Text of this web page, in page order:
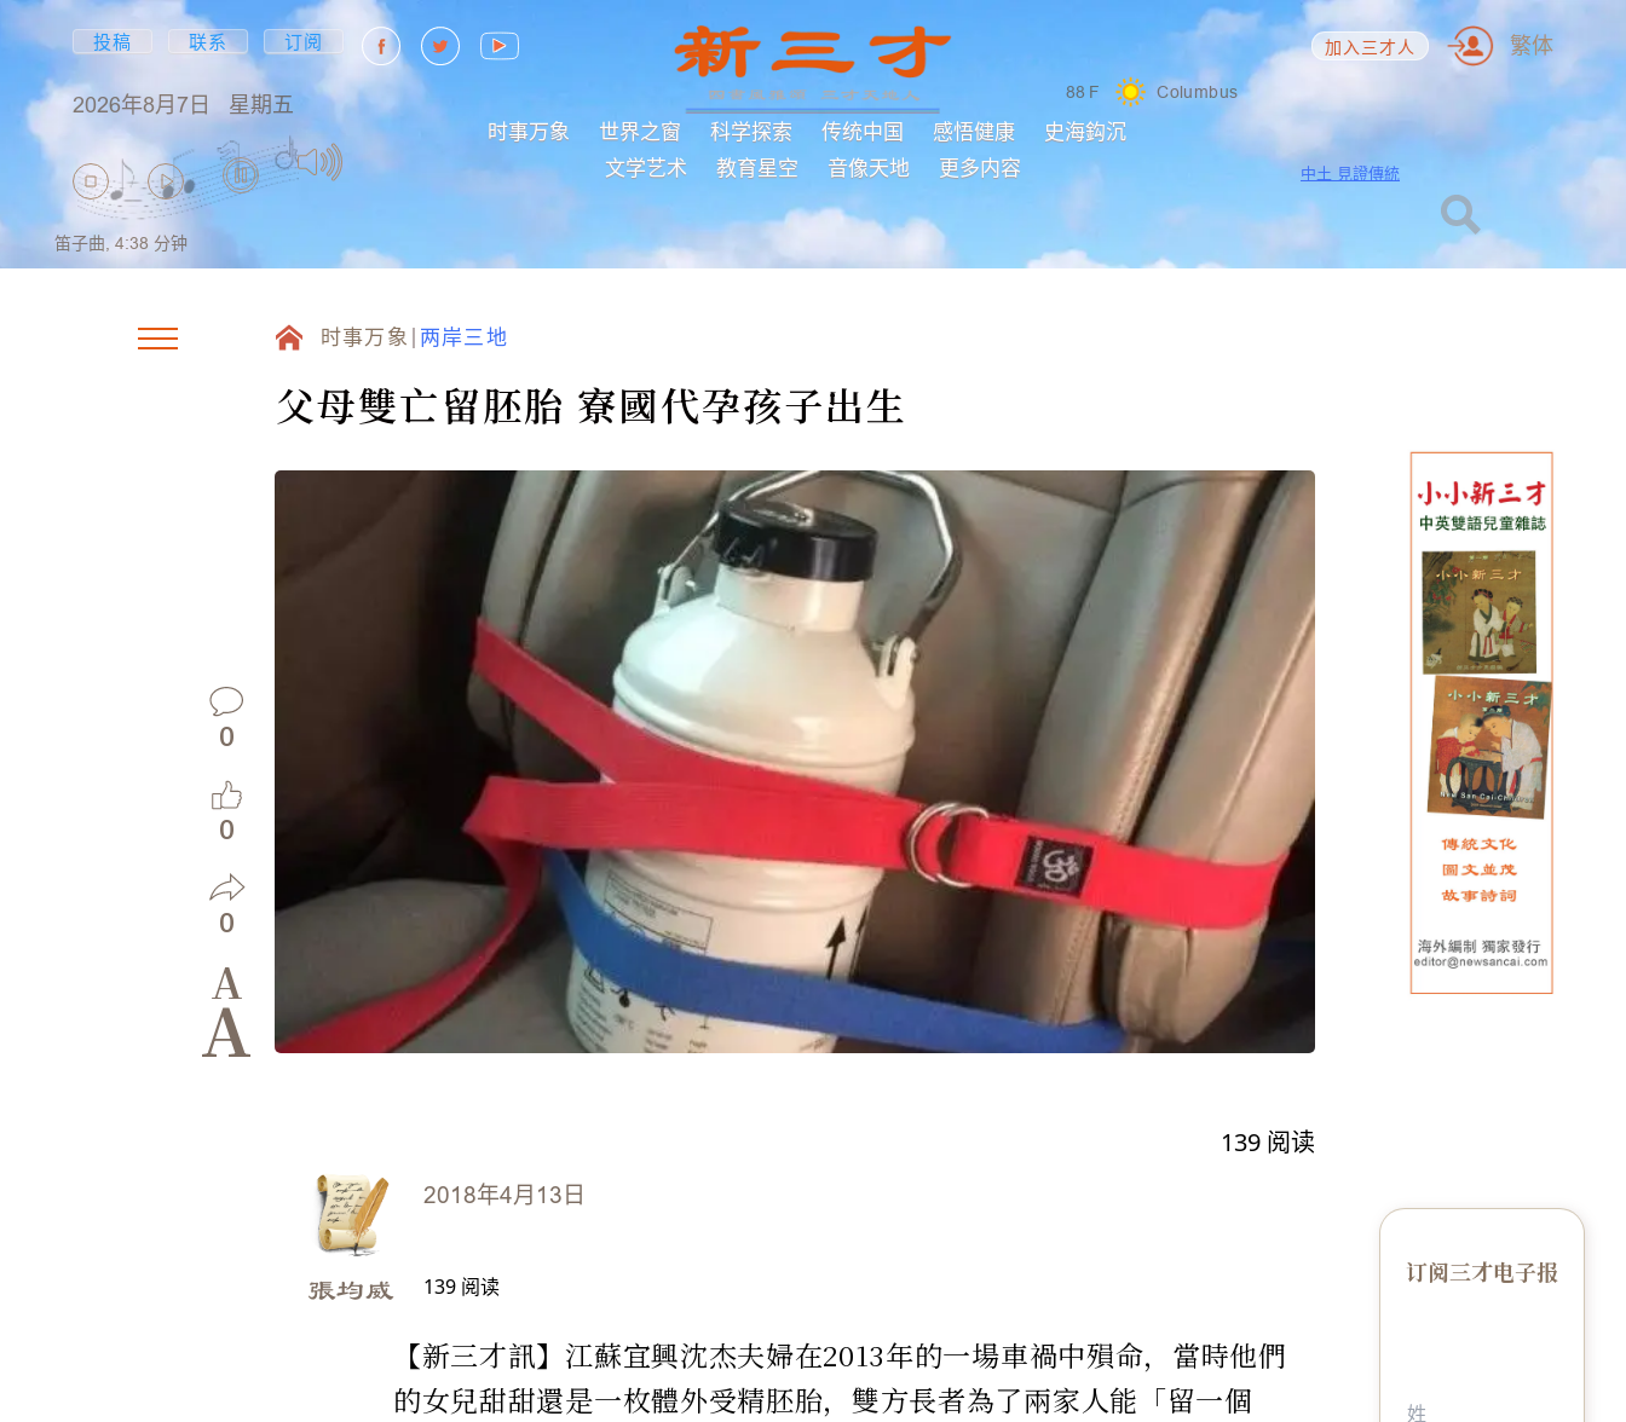
投稿 联系 订阅
2026年8月7日 星期五 88 F Columbus
时事万象 世界之窗 科学探索 传统中国 感悟健康
史海鈎沉
文学艺术
教育星空 音像天地 更多内容
加入三才人 繁体
中土 見證傳統
笛子曲, 4:38 分钟
时事万象 两岸三地
父母雙亡留胚胎 寮國代孕孩子出生
0
0
0
A
A
139 阅读
2018年4月13日
張均威 139 阅读
【新三才訊】江蘇宜興沈杰夫婦在2013年的一場車禍中殞命，當時他們
的女兒甜甜還是一枚體外受精胚胎，雙方長者為了兩家人能「留一個
订阅三才电子报